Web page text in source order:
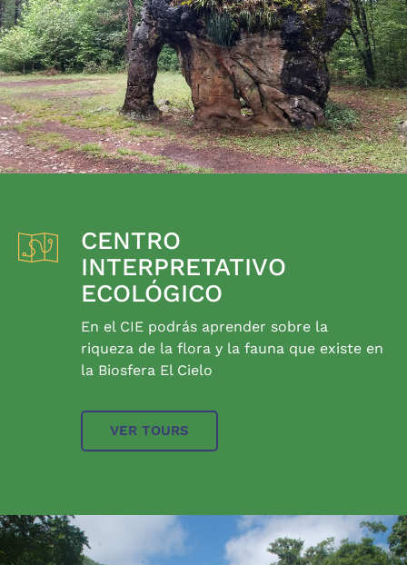
CENTRO
INTERPRETATIVO
ECOLÓGICO
En el CIE podrás aprender sobre la
riqueza de la flora y la fauna que existe en
la Biosfera El Cielo
VER TOURS